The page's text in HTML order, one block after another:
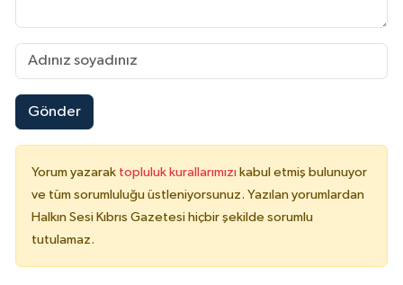
Gönder
Yorum yazarak topluluk kurallarımızı kabul etmiş bulunuyor
ve tüm sorumluluğu üstleniyorsunuz. Yazılan yorumlardan
Halkın Sesi Kıbrıs Gazetesi hiçbir şekilde sorumlu
tutulamaz.